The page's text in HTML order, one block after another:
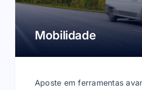
Mobilidade
Aposte em ferramentas